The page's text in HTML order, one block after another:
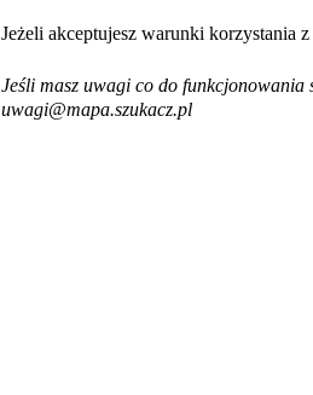
Jeżeli akceptujesz warunki korzystania
Jeśli masz uwagi co do funkcjonowania
uwagi@mapa.szukacz.pl